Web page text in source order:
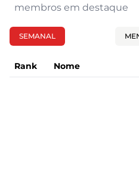
membros em destaque
SEMANAL
Rank Nome